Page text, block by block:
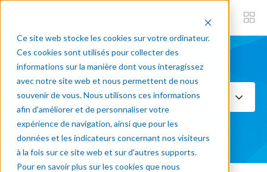
Ce site web stocke les cookies sur votre ordinateur.
Ces cookies sont utilisés pour collecter des
informations sur la manière dont vous interagissez
avec notre site web et nous permettent de nous
souvenir de vous. Nous utilisons ces informations
afin d'améliorer et de personnaliser votre
expérience de navigation, ainsi que pour les
données et les indicateurs concernant nos visiteurs
à la fois sur ce site web et sur d'autres supports.
Pour en savoir plus sur les cookies que nous
Subscribe now
Select Topics
VOIR TOUTES LES APPLICATIONS